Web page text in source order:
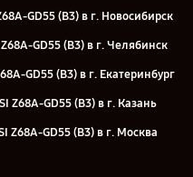
GD55 (B3) в г. Новосибирск
GD55 (B3) в г. Челябинск
GD55 (B3) в г. Екатеринбург
Z68A-GD55 (B3) в г. Казань
Z68A-GD55 (B3) в г. Москва